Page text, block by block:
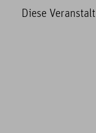
Diese